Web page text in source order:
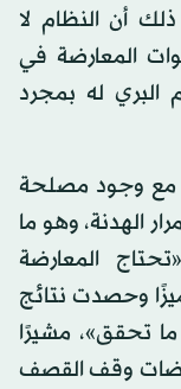
أن النظام لا
المعارضة في
البري له بمجرد
مع وجود مصلحة
الهدنة، وهو ما
المعارضة
وحصدت نتائج
تحقق»، مشيرًا
وقف القصف